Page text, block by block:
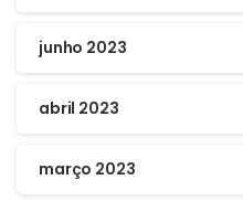
junho 2023
abril 2023
março 2023